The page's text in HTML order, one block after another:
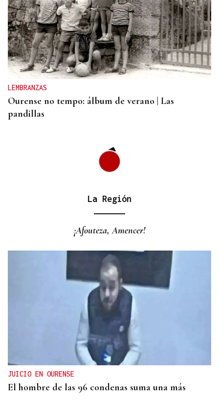
CANEDO
Un herido en la colisión entre dos coches en la
entrada a las termas de Outariz
LEMBRANZAS
Ourense no tempo: álbum de verano | Las
pandillas
La Región
¡Afouteza, Amencer!
JUICIO EN OURENSE
El hombre de las 96 condenas suma una más